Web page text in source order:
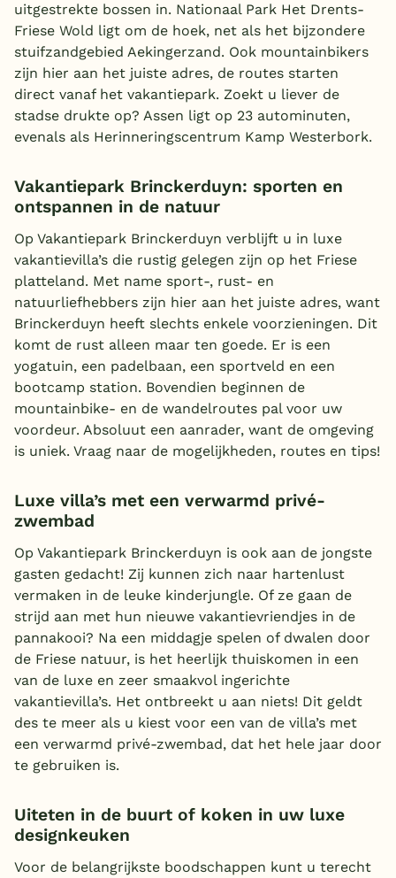
Blog
Onze e-boeken
uitgestrekte bossen in. Nationaal Park Het Drents-
Friese Wold ligt om de hoek, net als het bijzondere
stuifzandgebied Aekingerzand. Ook mountainbikers
zijn hier aan het juiste adres, de routes starten
direct vanaf het vakantiepark. Zoekt u liever de
stadse drukte op? Assen ligt op 23 autominuten,
evenals als Herinneringscentrum Kamp Westerbork.
Vakantiepark Brinckerduyn: sporten en
ontspannen in de natuur
Op Vakantiepark Brinckerduyn verblijft u in luxe
vakantievilla’s die rustig gelegen zijn op het Friese
platteland. Met name sport-, rust- en
natuurliefhebbers zijn hier aan het juiste adres, want
Brinckerduyn heeft slechts enkele voorzieningen. Dit
komt de rust alleen maar ten goede. Er is een
yogatuin, een padelbaan, een sportveld en een
bootcamp station. Bovendien beginnen de
mountainbike- en de wandelroutes pal voor uw
voordeur. Absoluut een aanrader, want de omgeving
is uniek. Vraag naar de mogelijkheden, routes en tips!
Luxe villa’s met een verwarmd privé-
zwembad
Op Vakantiepark Brinckerduyn is ook aan de jongste
gasten gedacht! Zij kunnen zich naar hartenlust
vermaken in de leuke kinderjungle. Of ze gaan de
strijd aan met hun nieuwe vakantievriendjes in de
pannakooi? Na een middagje spelen of dwalen door
de Friese natuur, is het heerlijk thuiskomen in een
van de luxe en zeer smaakvol ingerichte
vakantievilla’s. Het ontbreekt u aan niets! Dit geldt
des te meer als u kiest voor een van de villa’s met
een verwarmd privé-zwembad, dat het hele jaar door
te gebruiken is.
Uiteten in de buurt of koken in uw luxe
designkeuken
Voor de belangrijkste boodschappen kunt u terecht